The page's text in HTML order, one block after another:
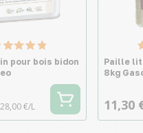
pour bois bidon
28,00 €/L
Paille
8kg
11,30